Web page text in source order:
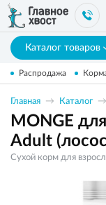
Каталог товаров
Распродажа
Главная Каталог
MONGE
Adult
Сухой корм для